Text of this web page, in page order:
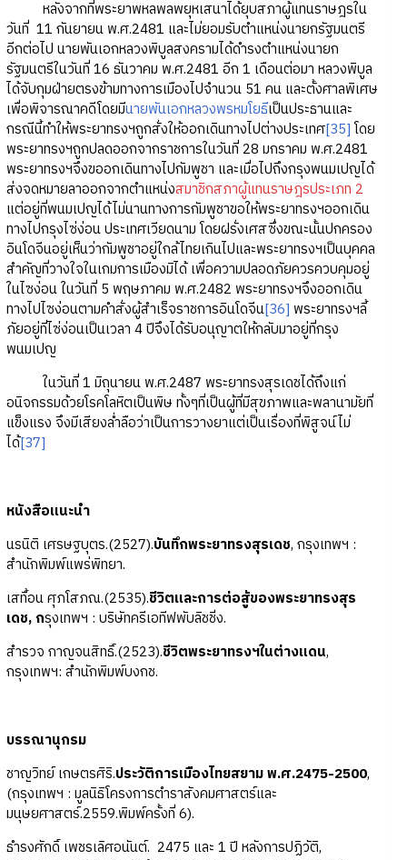
หลังจากที่พระยาพหลพลพยุหเสนาได้ยุบสภาผู้แทนราษฎรใน
วันที่ 11 กันยายน พ.ศ.2481 และไม่ยอมรับตำแหน่งนายกรัฐมนตรี
อีกต่อไป นายพันเอกหลวงพิบูลสงครามได้ดำรงตำแหน่งนายก
รัฐมนตรีในวันที่ 16 ธันวาคม พ.ศ.2481 อีก 1 เดือนต่อมา หลวงพิบูล
ได้จับกุมฝ่ายตรงข้ามทางการเมืองไปจำนวน 51 คน และตั้งศาลพิเศษ
เพื่อพิจารณาคดีโดยมีนายพันเอกหลวงพรหมโยธีเป็นประธานและ
กรณีนี้ทำให้พระยาทรงฯถูกสั่งให้ออกเดินทางไปต่างประเทศ[35]โดย
พระยาทรงฯถูกปลดออกจากราชการในวันที่ 28 มกราคม พ.ศ.2481
พระยาทรงฯจึงขออกเดินทางไปกัมพูชา และเมื่อไปถึงกรุงพนมเปญได้
ส่งจดหมายลาออกจากตำแหน่งสมาชิกสภาผู้แทนราษฎรประเภท 2
แต่อยู่ที่พนมเปญได้ไม่นานทางการกัมพูชาขอให้พระยาทรงฯออกเดิน
ทางไปกรุงไซ่ง่อน ประเทศเวียดนาม โดยฝรั่งเศสซึ่งขณะนั้นปกครอง
อินโดจีนอยู่เห็นว่ากัมพูชาอยู่ใกล้ไทยเกินไปและพระยาทรงฯเป็นบุคคล
สำคัญที่วางใจในเกมการเมืองมิได้ เพื่อความปลอดภัยควรควบคุมอยู่
ในไซง่อน ในวันที่ 5 พฤษภาคม พ.ศ.2482 พระยาทรงฯจึงออกเดิน
ทางไปไซง่อนตามคำสั่งผู้สำเร็จราชการอินโดจีน[36] พระยาทรงฯลี้
ภัยอยู่ที่ไซ่ง่อนเป็นเวลา 4 ปีจึงได้รับอนุญาตให้กลับมาอยู่ที่กรุง
พนมเปญ
ในวันที่ 1 มิถุนายน พ.ศ.2487 พระยาทรงสุรเดชได้ถึงแก่
อนิจกรรมด้วยโรคโลหิตเป็นพิษ ทั้งๆที่เป็นผู้ที่มีสุขภาพและพลานามัยที่
แข็งแรง จึงมีเสียงล่ำลือว่าเป็นการวางยาแต่เป็นเรื่องที่พิสูจน์ไม่
ได้[37]
หนังสือแนะนำ
นรนิติ เศรษฐบุตร.(2527).บันทึกพระยาทรงสุรเดช, กรุงเทพฯ :
สำนักพิมพ์แพร่พิทยา.
เสทื้อน ศุภโสภณ.(2535).ชีวิตและการต่อสู้ของพระยาทรงสุร
เดช, กรุงเทพฯ : บริษัทครีเอทีฟพับลิชชิ่ง.
สำรวจ กาญจนสิทธิ์.(2523).ชีวิตพระยาทรงฯในต่างแดน,
กรุงเทพฯ: สำนักพิมพ์บงกช.
บรรณานุกรม
ชาญวิทย์ เกษตรศิริ.ประวัติการเมืองไทยสยาม พ.ศ.2475-2500,
(กรุงเทพฯ : มูลนิธิโครงการตำราสังคมศาสตร์และ
มนุษยศาสตร์.2559.พิมพ์ครั้งที่ 6).
ธำรงศักดิ์ เพชรเลิศอนันต์. 2475 และ 1 ปี หลังการปฏิวัติ,